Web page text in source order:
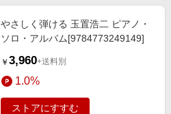
やさしく弾ける 玉置浩二 ピアノ・
ソロ・アルバム[9784773249149]
￥ 3,960+送料別
1.0%
ストアにすすむ